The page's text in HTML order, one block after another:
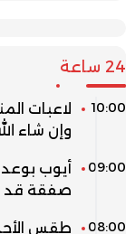
24 ساعة
10:00
لاعبات
وإن شاء
09:00
أيوب
صفقة قد تصل إلى
08:00
طقس